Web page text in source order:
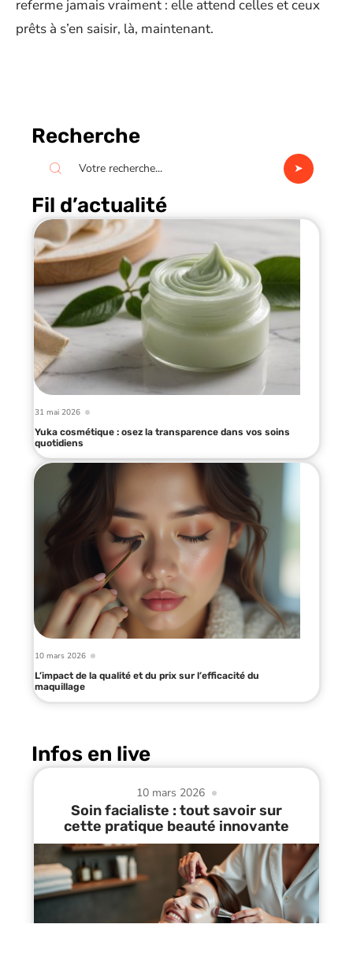
referme jamais vraiment : elle attend celles et ceux
prêts à s’en saisir, là, maintenant.
Recherche
Fil d’actualité
31 mai 2026
Yuka cosmétique : osez la transparence dans vos soins
quotidiens
10 mars 2026
L’impact de la qualité et du prix sur l’efficacité du
maquillage
Infos en live
10 mars 2026
Soin facialiste : tout savoir sur
cette pratique beauté innovante